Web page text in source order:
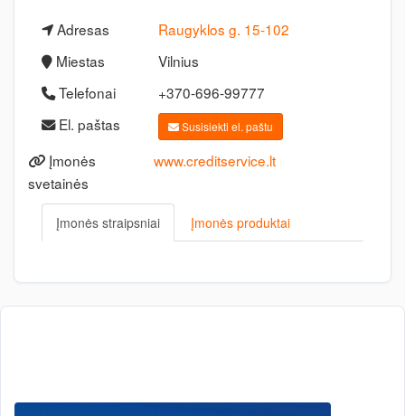
Adresas
Raugyklos g. 15-102
Miestas
Vilnius
Telefonai
+370-696-99777
El. paštas
Susisiekti el. paštu
Įmonės
svetainės
www.creditservice.lt
Įmonės straipsniai Įmonės produktai